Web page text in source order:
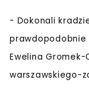
- Dokonali
prawdopodobnie
Ewelina
warszawskiego-